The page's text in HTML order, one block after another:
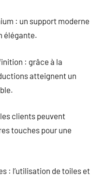
: un support moderne
élégante.
: grâce à la
atteignent un
clients peuvent
touches pour une
: l’utilisation de toiles et